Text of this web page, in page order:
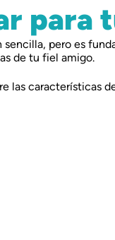
para
pero es
de tu fiel amigo.
las características